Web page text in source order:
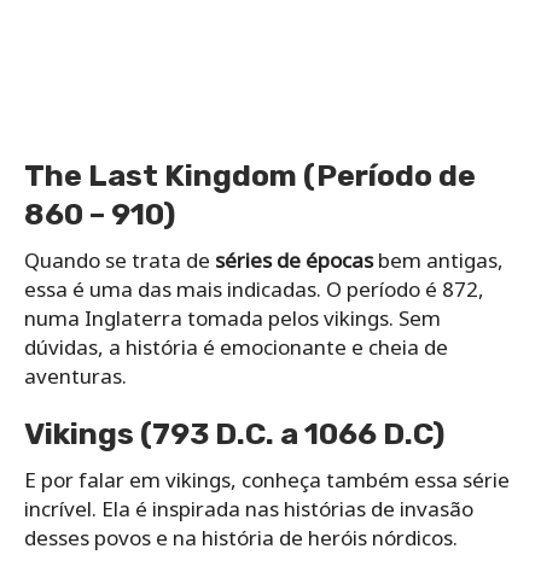
The Last Kingdom (Período de
860 – 910)
Quando se trata de séries de épocasbem antigas,
essa é uma das mais indicadas. O período é 872,
numa Inglaterra tomada pelos vikings. Sem
dúvidas, a história é emocionante e cheia de
aventuras.
Vikings (793 D.C. a 1066 D.C)
E por falar em vikings, conheça também essa série
incrível. Ela é inspirada nas histórias de invasão
desses povos e na história de heróis nórdicos.